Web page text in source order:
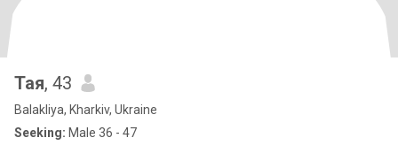
Тая, 43
Balakliya, Kharkiv, Ukraine
Seeking: Male 36 - 47